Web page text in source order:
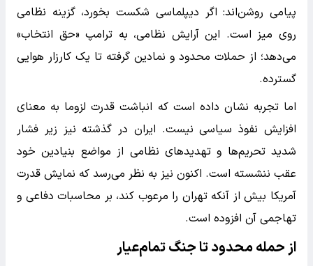
پیامی روشن‌اند: اگر دیپلماسی شکست بخورد، گزینه نظامی
روی میز است. این آرایش نظامی، به ترامپ «حق انتخاب»
می‌دهد؛ از حملات محدود و نمادین گرفته تا یک کارزار هوایی
گسترده.
اما تجربه نشان داده است که انباشت قدرت لزوما به معنای
افزایش نفوذ سیاسی نیست. ایران در گذشته نیز زیر فشار
شدید تحریم‌ها و تهدیدهای نظامی از مواضع بنیادین خود
عقب ننشسته است. اکنون نیز به نظر می‌رسد که نمایش قدرت
آمریکا بیش از آنکه تهران را مرعوب کند، بر محاسبات دفاعی و
تهاجمی آن افزوده است.
از حمله محدود تا جنگ تمام‌عیار